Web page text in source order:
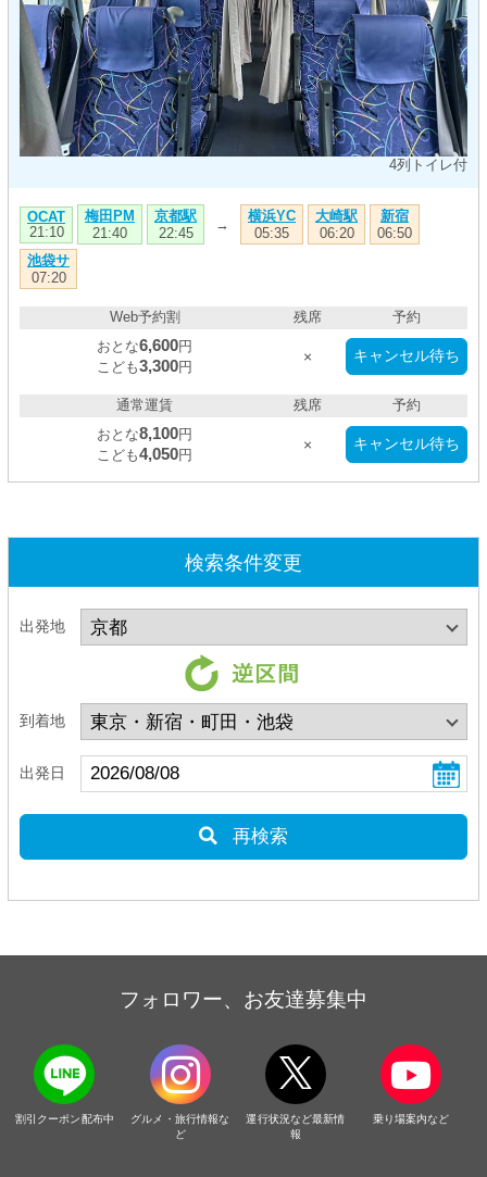
4列トイレ付
OCAT
21:10
梅田PM
21:40
京都駅
22:45
→
横浜YC
05:35
大崎駅
06:20
新宿
06:50
池袋サ
07:20
Web予約割
おとな6,600円
こども3,300円
残席
×
予約
キャンセル待ち
通常運賃
おとな8,100円
こども4,050円
残席
×
予約
キャンセル待ち
検索条件変更
出発地
到着地
出発日
再検索
フォロワー、お友達募集中
割引クーポン配布中
グルメ・旅行情報な
ど
運行状況など最新情
報
乗り場案内など